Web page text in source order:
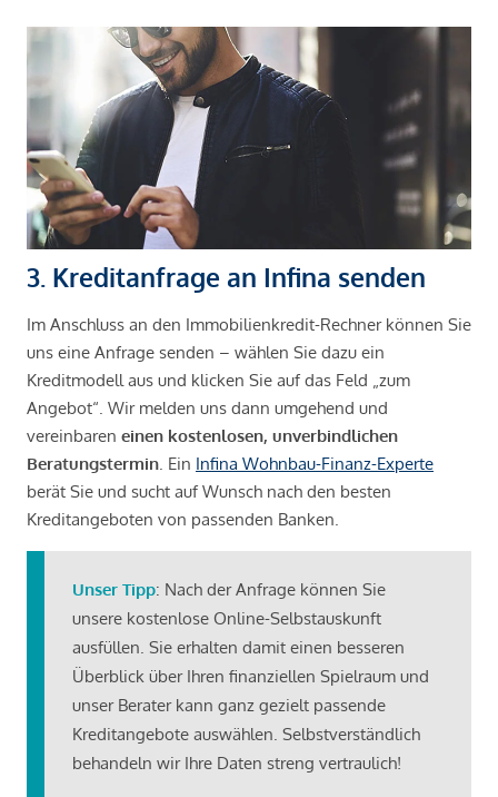
3. Kreditanfrage an Infina senden
Im Anschluss an den Immobilienkredit-Rechner können Sie
uns eine Anfrage senden – wählen Sie dazu ein
Kreditmodell aus und klicken Sie auf das Feld „zum
Angebot“. Wir melden uns dann umgehend und
vereinbaren einen kostenlosen, unverbindlichen
Beratungstermin . Ein Infina Wohnbau-Finanz-Experte
berät Sie und sucht auf Wunsch nach den besten
Kreditangeboten von passenden Banken.
Unser Tipp: Nach der Anfrage können Sie
unsere kostenlose Online-Selbstauskunft
ausfüllen. Sie erhalten damit einen besseren
Überblick über Ihren finanziellen Spielraum und
unser Berater kann ganz gezielt passende
Kreditangebote auswählen. Selbstverständlich
behandeln wir Ihre Daten streng vertraulich!